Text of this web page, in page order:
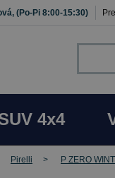
(Po-Pi 8:00-15:30)
4x4
Pirelli P ZERO